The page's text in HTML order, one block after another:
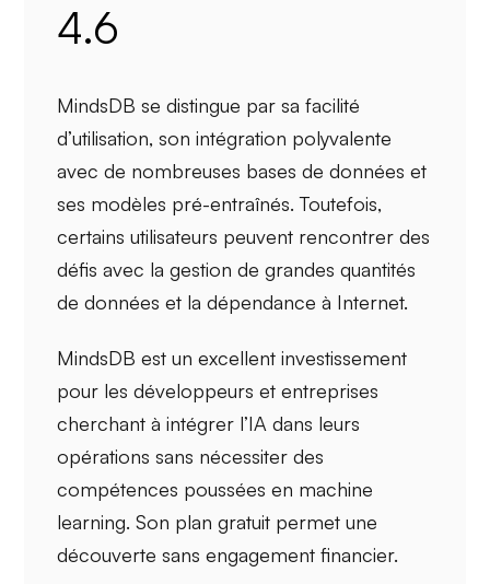
4.6
MindsDB se distingue par safacilité
d’utilisation, sonintégration polyvalente
avec de nombreuses bases de données et
ses modèles pré-entraînés. Toutefois,
certains utilisateurs peuvent rencontrer des
défis avec la gestion de grandes quantités
de données et la dépendance à Internet.
MindsDB est un excellent investissement
pour lesdéveloppeurs etentreprises
cherchant à intégrer l’IA dans leurs
opérations sans nécessiter des
compétences poussées en machine
learning. Son plan gratuit permet une
découverte sans engagement financier.